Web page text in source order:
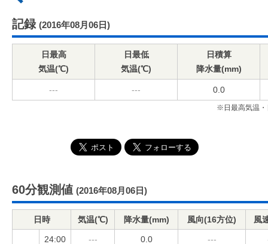
記録 (2016年08月06日)
日最高
気温(℃)
日最低
気温(℃)
日積算
降水量(mm)
--- --- 0.0
※日最高気温・
60分観測値 (2016年08月06日)
日時 気温(℃) 降水量(mm) 風向(16方位) 風
24:00 --- 0.0 ---